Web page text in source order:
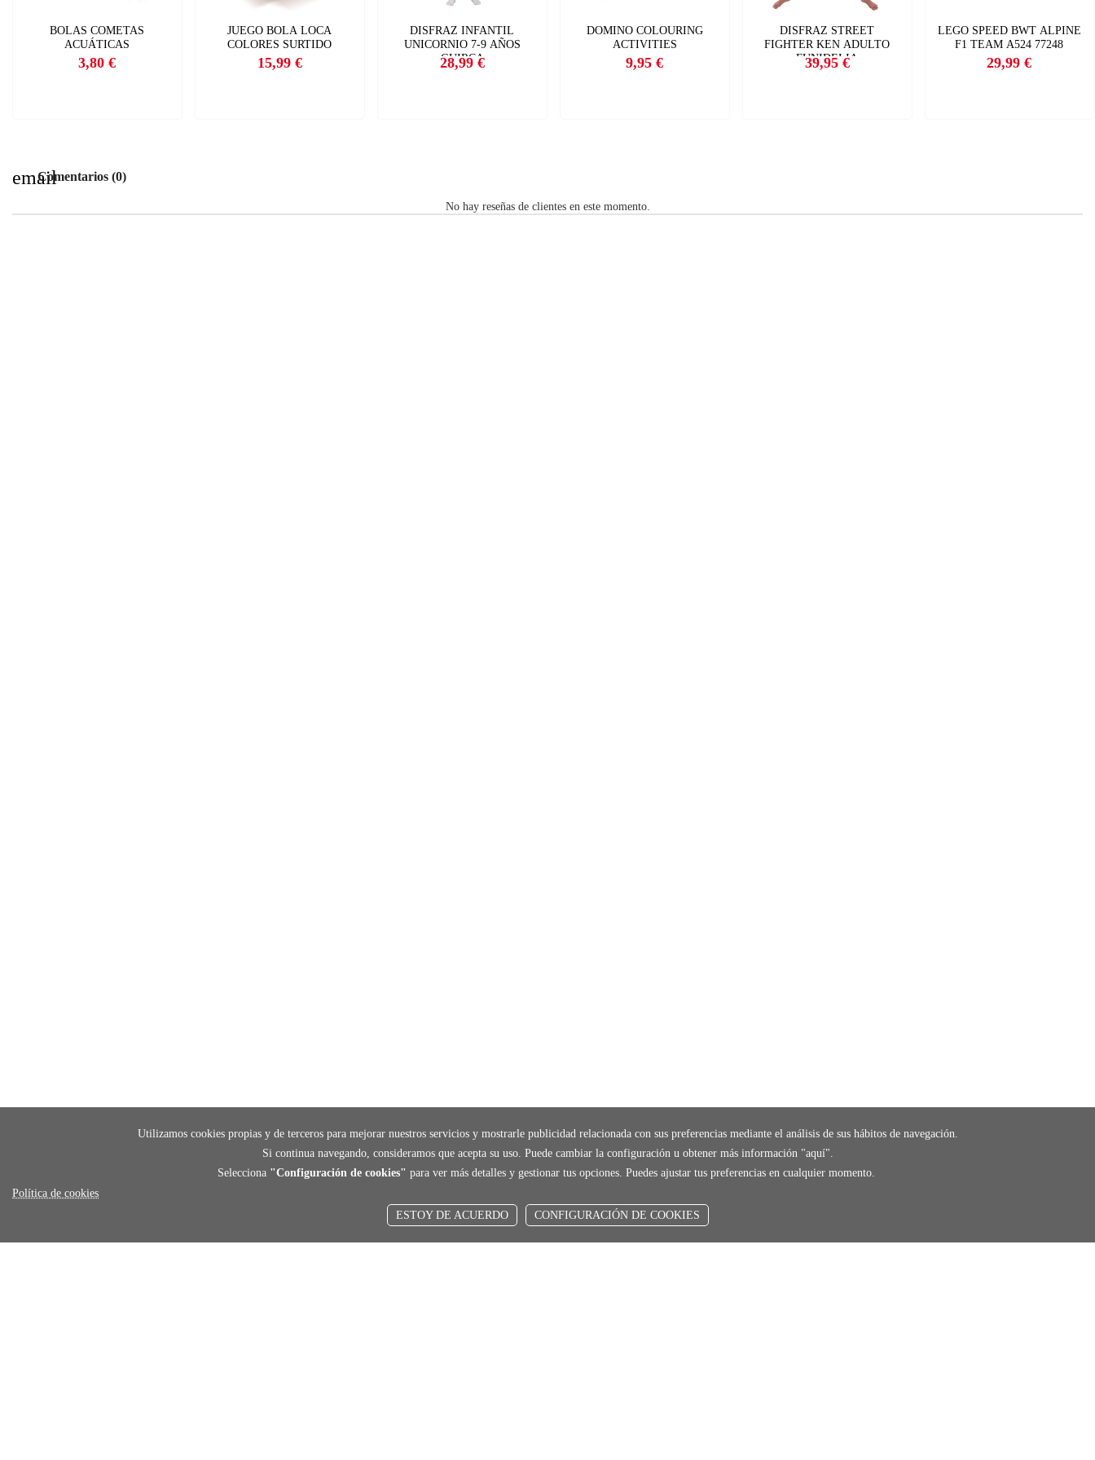
Utilizamos cookies propias y de terceros para mejorar nuestros servicios y mostrarle publicidad relacionada con sus preferencias mediante el análisis de sus hábitos de navegación.
Si continua navegando, consideramos que acepta su uso. Puede cambiar la configuración u obtener más información "aquí".
Selecciona "Configuración de cookies" para ver más detalles y gestionar tus opciones. Puedes ajustar tus preferencias en cualquier momento.
Política de cookies
ESTOY DE ACUERDO
CONFIGURACIÓN DE COOKIES
BOLAS COMETAS
ACUÁTICAS
Precio
3,80 €
JUEGO BOLA LOCA
COLORES SURTIDO
Precio
15,99 €
DISFRAZ INFANTIL
UNICORNIO 7-9 AÑOS
GUIRCA
Precio
28,99 €
DOMINO COLOURING
ACTIVITIES
Precio
9,95 €
DISFRAZ STREET
FIGHTER KEN ADULTO
FUNIDELIA
Precio
39,95 €
LEGO SPEED BWT ALPINE
F1 TEAM A524 77248
Precio
29,99 €
emailComentarios (0)
No hay reseñas de clientes en este momento.